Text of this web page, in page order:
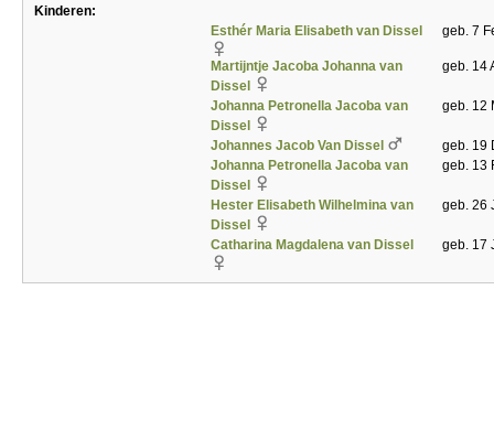
Kinderen:
Esthér Maria Elisabeth van Dissel
geb. 7
Martijntje Jacoba Johanna van
Dissel
geb. 14
Johanna Petronella Jacoba van
Dissel
geb. 12
Johannes Jacob Van Dissel
geb. 19
Johanna Petronella Jacoba van
Dissel
geb. 13
Hester Elisabeth Wilhelmina van
Dissel
geb. 26
Catharina Magdalena van Dissel geb. 17